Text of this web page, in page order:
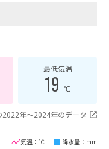
最低気温
19℃
2022年〜2024年のデータ
気温：℃ 降水量：mm